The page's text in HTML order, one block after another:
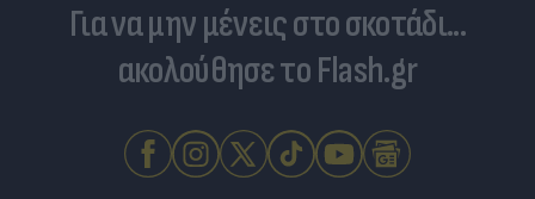
Για να μην μένεις στο σκοτάδι...
ακολούθησε το Flash.gr